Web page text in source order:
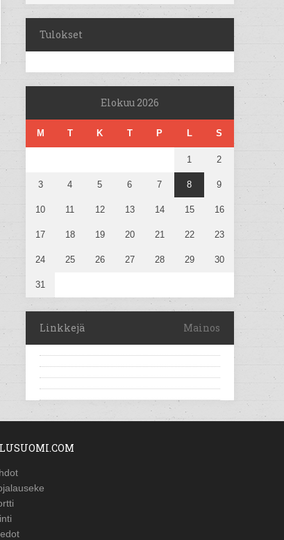
Tulokset
Elokuu 2026
M T K T P L S
1 2
3 4 5 6 7 8 9
10 11 12 13 14 15 16
17 18 19 20 21 22 23
24 25 26 27 28 29 30
31
Linkkejä Mainos